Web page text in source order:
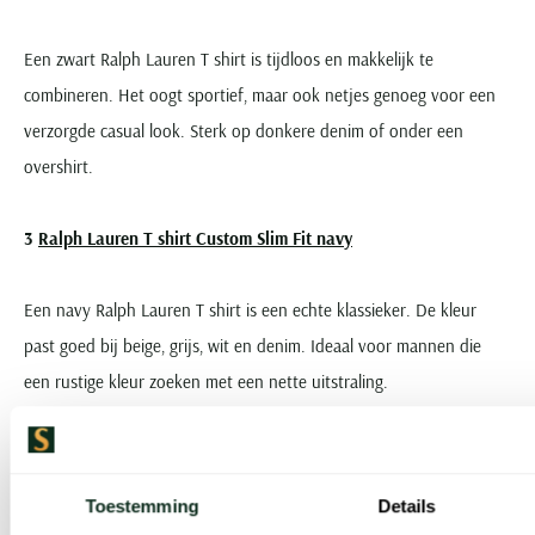
Toestemming Details
Een zwart Ralph Lauren T shirt is tijdloos en makkelijk te
combineren. Het oogt sportief, maar ook netjes genoeg voor een
verzorgde casual look. Sterk op donkere denim of onder een
overshirt.
Ralph Lauren T shirt Custom Slim Fit navy
Een navy Ralph Lauren T shirt is een echte klassieker. De kleur
past goed bij beige, grijs, wit en denim. Ideaal voor mannen die
een rustige kleur zoeken met een nette uitstraling.
Materialen en kwaliteit
Een Ralph Lauren T shirt voor heren staat bekend om de hoge